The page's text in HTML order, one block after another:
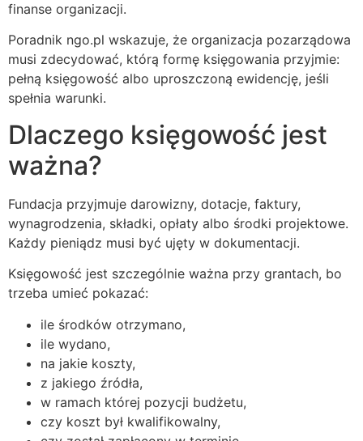
finanse organizacji.
Poradnik ngo.pl wskazuje, że organizacja pozarządowa
musi zdecydować, którą formę księgowania przyjmie:
pełną księgowość albo uproszczoną ewidencję, jeśli
spełnia warunki.
Dlaczego księgowość jest
ważna?
Fundacja przyjmuje darowizny, dotacje, faktury,
wynagrodzenia, składki, opłaty albo środki projektowe.
Każdy pieniądz musi być ujęty w dokumentacji.
Księgowość jest szczególnie ważna przy grantach, bo
trzeba umieć pokazać:
ile środków otrzymano,
ile wydano,
na jakie koszty,
z jakiego źródła,
w ramach której pozycji budżetu,
czy koszt był kwalifikowalny,